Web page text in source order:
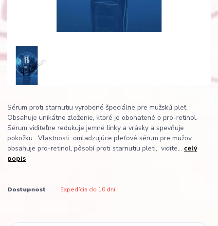
Sérum proti starnutiu vyrobené špeciálne pre mužskú pleť.
Obsahuje unikátne zloženie, ktoré je obohatené o pro-retinol.
Sérum viditeľne redukuje jemné linky a vrásky a spevňuje
pokožku. Vlastnosti: omladzujúce pleťové sérum pre mužov,
obsahuje pro-retinol, pôsobí proti starnutiu pleti, vidite... celý
popis
Dostupnosť Expedícia do 10 dní